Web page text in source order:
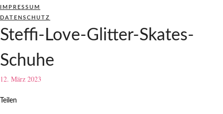
IMPRESSUM
DATENSCHUTZ
Steffi-Love-Glitter-Skates-
Schuhe
12. März 2023
Teilen